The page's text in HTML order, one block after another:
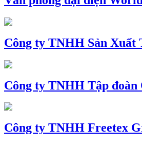
Công ty TNHH Sản
Công ty TNHH Tập đoàn
Công ty TNHH Freetex